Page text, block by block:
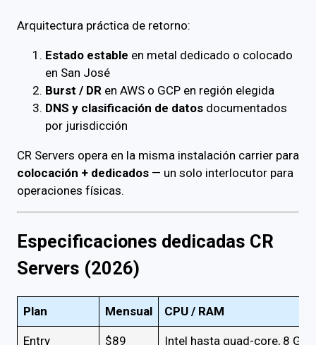
Arquitectura práctica de retorno:
Estado estable en metal dedicado o colocado
en San José
Burst / DR en AWS o GCP en región elegida
DNS y clasificación de datos documentados
por jurisdicción
CR Servers opera en la misma instalación carrier para
colocación + dedicados — un solo interlocutor para
operaciones físicas.
Especificaciones dedicadas CR
Servers (2026)
Plan Mensual CPU / RAM
Entry $89 Intel hasta quad-core, 8 GB